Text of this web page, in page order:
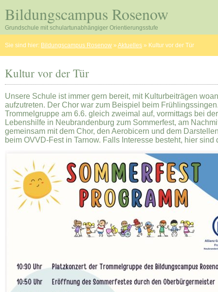
Bildungscampus Rosenow
Grundschule mit schulartunabhängiger Orientierungsstufe
Sie sind hier: Bildungscampus Rosenow » Aktuelles » Kultur vor der Tür
Kultur vor der Tür
Unsere Schule ist immer gern bereit, mit Kulturbeiträgen
aufzutreten. Der Chor war zum Beispiel beim
Trommelgruppe am 6.6. gleich zweimal auf, vormittags bei
Lebenshilfe in Neubrandenburg zum Sommerfest, am
gemeinsam mit dem Chor, den Aerobicern und dem
beim OVVD-Fest in Tarnow. Falls Interesse besteht, hier sind